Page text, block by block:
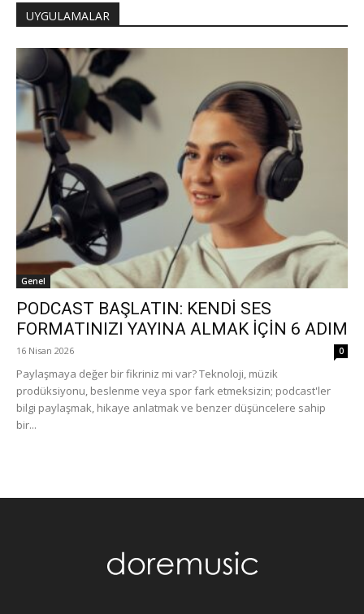
UYGULAMALAR
Genel
PODCAST BAŞLATIN: KENDİ SES
FORMATINIZI YAYINA ALMAK İÇİN 6 ADIM
16 Nisan 2026 0
Paylaşmaya değer bir fikriniz mi var? Teknoloji, müzik
prodüksiyonu, beslenme veya spor fark etmeksizin; podcast'ler
bilgi paylaşmak, hikaye anlatmak ve benzer düşüncelere sahip
bir...